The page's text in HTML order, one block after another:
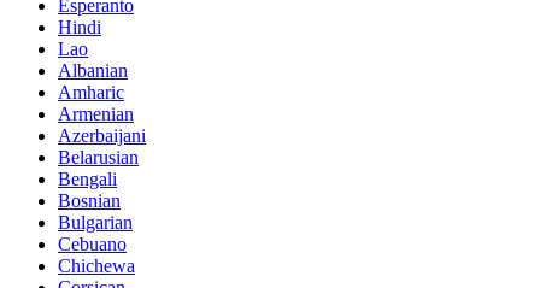
Esperanto
Hindi
Lao
Albanian
Amharic
Armenian
Azerbaijani
Belarusian
Bengali
Bosnian
Bulgarian
Cebuano
Chichewa